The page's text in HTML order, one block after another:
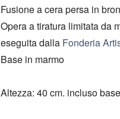
Fusione a cera persa in
Opera a tiratura limitata da
eseguita dalla Fonderia
Base in marmo
Altezza: 40 cm. incluso